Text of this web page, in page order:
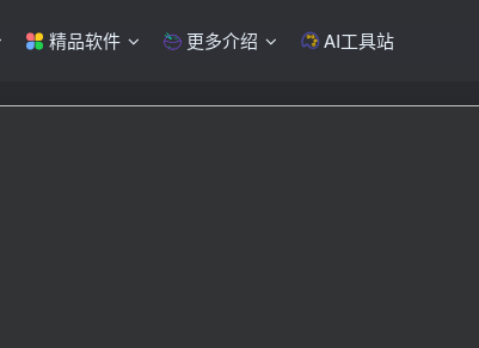
精品软件 更多介绍 AI工具站